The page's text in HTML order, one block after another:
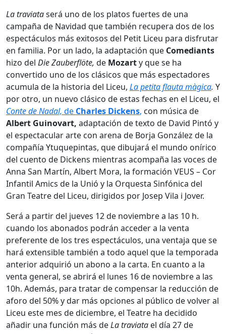
La traviataserá uno de los platos fuertes de una
campaña de Navidad que también recupera dos de los
espectáculos más exitosos del Petit Liceu para disfrutar
en familia. Por un lado, la adaptación que Comediants
hizo del Die Zauberflöte, de Mozarty que se ha
convertido uno de los clásicos que más espectadores
acumula de la historia del Liceu, La petita flauta màgica. Y
por otro, un nuevo clásico de estas fechas en el Liceu, el
Conte de Nadal, de Charles Dickens, con música de
Albert Guinovart, adaptación de texto de David Pintó y
el espectacular arte con arena de Borja González de la
compañía Ytuquepintas, que dibujará el mundo onírico
del cuento de Dickens mientras acompaña las voces de
Anna San Martín, Albert Mora, la formación VEUS – Cor
Infantil Amics de la Unió y la Orquesta Sinfónica del
Gran Teatre del Liceu, dirigidos por Josep Vila i Jover.
Será a partir del jueves 12 de noviembre a las 10 h.
cuando los abonados podrán acceder a la venta
preferente de los tres espectáculos, una ventaja que se
hará extensible también a todo aquel que la temporada
anterior adquirió un abono a la carta. En cuanto a la
venta general, se abrirá el lunes 16 de noviembre a las
10h. Además, para tratar de compensar la reducción de
aforo del 50% y dar más opciones al público de volver al
Liceu este mes de diciembre, el Teatre ha decidido
añadir una función más deLa traviata el día 27 de